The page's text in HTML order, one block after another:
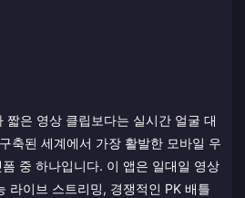
짧은 영상 클립보다는 실시간 얼굴 대
축된 세계에서 가장 활발한 모바일 우
중 하나입니다. 이 앱은 일대일 영상
라이브 스트리밍, 경쟁적인 PK 배틀